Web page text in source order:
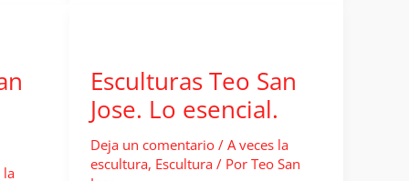
la
Esculturas Teo San
Jose. Lo esencial.
Deja un comentario / A veces la
escultura, Escultura/ Por Teo San